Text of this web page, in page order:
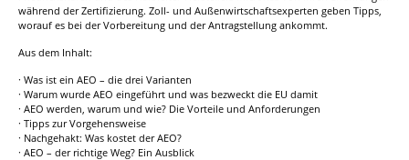
während der Zertifizierung. Zoll- und Außenwirtschaftsexperten geben Tipps,
worauf es bei der Vorbereitung und der Antragstellung ankommt.
Aus dem Inhalt:
· Was ist ein AEO – die drei Varianten
· Warum wurde AEO eingeführt und was bezweckt die EU damit
· AEO werden, warum und wie? Die Vorteile und Anforderungen
· Tipps zur Vorgehensweise
· Nachgehakt: Was kostet der AEO?
· AEO – der richtige Weg? Ein Ausblick